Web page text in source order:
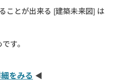
ことが出来る [建築未来図] は
す。
をみる ◀